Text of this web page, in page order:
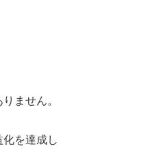
ません。
を達成し